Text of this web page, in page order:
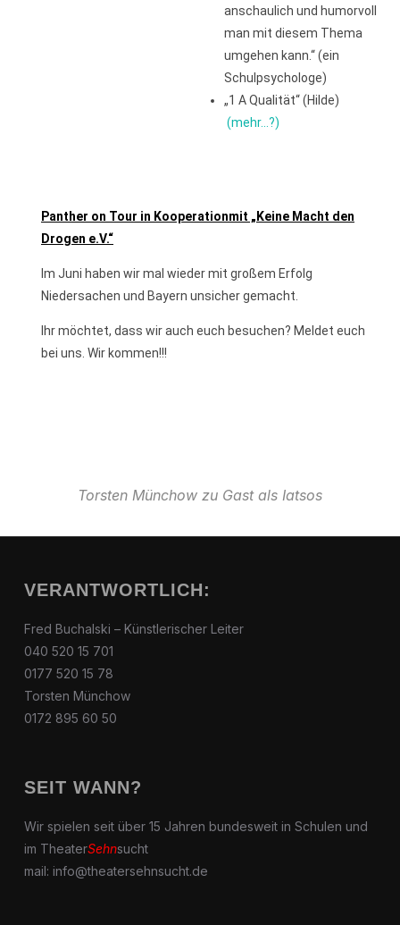
anschaulich und humorvoll
man mit diesem Thema
umgehen kann.“ (ein
Schulpsychologe)
„1 A Qualität“ (Hilde)
(mehr…?)
Panther on Tour in Kooperationmit „Keine Macht den
Drogen e.V.“
Im Juni haben wir mal wieder mit großem Erfolg
Niedersachen und Bayern unsicher gemacht.
Ihr möchtet, dass wir auch euch besuchen? Meldet euch
bei uns. Wir kommen!!!
Torsten Münchow zu Gast als Iatsos
VERANTWORTLICH:
Fred Buchalski – Künstlerischer Leiter
040 520 15 701
0177 520 15 78
Torsten Münchow
0172 895 60 50
SEIT WANN?
Wir spielen seit über 15 Jahren bundesweit in Schulen und
im TheaterSehnsucht
mail: info@theatersehnsucht.de